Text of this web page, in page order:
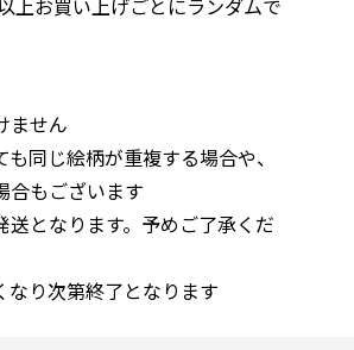
ません
同じ絵柄が重複する場合や、
合もございます
となります。予めご了承くだ
り次第終了となります